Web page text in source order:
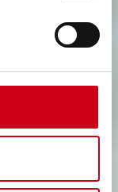
gestalterische
befähigen
mit dauerhaftem